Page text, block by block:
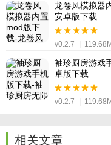
龙卷风模拟器
安卓版下载
v0.2.7
袖珍厨房游戏
卓版下载
v0.2.7
相关文章